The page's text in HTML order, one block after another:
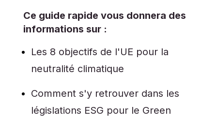
Ce guide rapide vous donnera des
informations sur :
Les 8 objectifs de l'UE pour la
neutralité climatique
Comment s'y retrouver dans les
législations ESG pour le Green